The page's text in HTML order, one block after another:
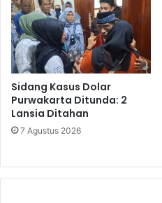
Sidang Kasus Dolar
Purwakarta Ditunda: 2
Lansia Ditahan
7 Agustus 2026